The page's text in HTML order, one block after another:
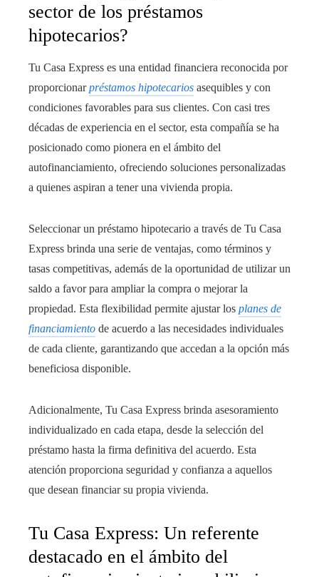
sector de los préstamos
hipotecarios?
Tu Casa Express es una entidad financiera reconocida por
proporcionarpréstamos hipotecarios asequibles y con
condiciones favorables para sus clientes. Con casi tres
décadas de experiencia en el sector, esta compañía se ha
posicionado como pionera en el ámbito del
autofinanciamiento, ofreciendo soluciones personalizadas
a quienes aspiran a tener una vivienda propia.
Seleccionar un préstamo hipotecario a través de Tu Casa
Express brinda una serie de ventajas, como términos y
tasas competitivas, además de la oportunidad de utilizar un
saldo a favor para ampliar la compra o mejorar la
propiedad. Esta flexibilidad permite ajustar los planes de
financiamiento de acuerdo a las necesidades individuales
de cada cliente, garantizando que accedan a la opción más
beneficiosa disponible.
Adicionalmente, Tu Casa Express brinda asesoramiento
individualizado en cada etapa, desde la selección del
préstamo hasta la firma definitiva del acuerdo. Esta
atención proporciona seguridad y confianza a aquellos
que desean financiar su propia vivienda.
Tu Casa Express: Un referente
destacado en el ámbito del